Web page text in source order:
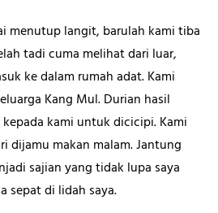
menutup langit, barulah kami tiba
tadi cuma melihat dari luar,
ke dalam rumah adat. Kami
Kang Mul. Durian hasil
kami untuk dicicipi. Kami
dijamu makan malam. Jantung
sajian yang tidak lupa saya
sepat di lidah saya.